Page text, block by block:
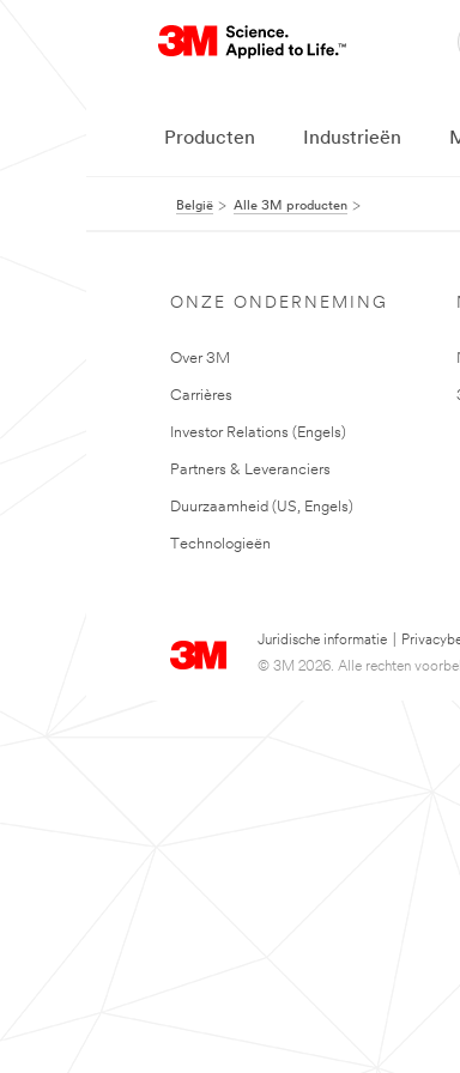
Producten Industrieën
België Alle 3M producten
ONZE ONDERNEMING
Over 3M
Carrières
Investor Relations (Engels)
Partners & Leveranciers
Duurzaamheid (US, Engels)
Technologieën
Juridische informatie
© 3M 2026. Alle rechten